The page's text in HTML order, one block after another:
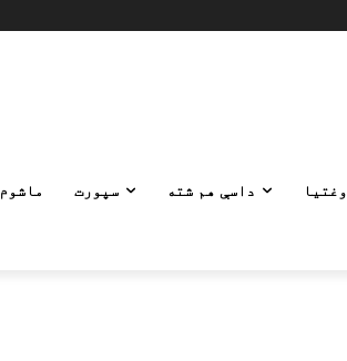
داسې هم شته سپورت ماشوم